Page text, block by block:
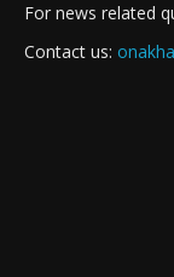
For news related
Contact us: